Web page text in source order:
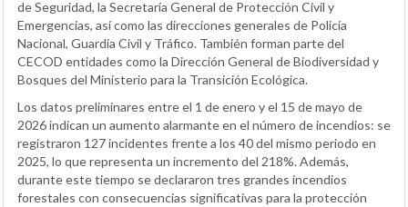
de Seguridad, la Secretaría General de Protección Civil y
Emergencias, así como las direcciones generales de Policía
Nacional, Guardia Civil y Tráfico. También forman parte del
CECOD entidades como la Dirección General de Biodiversidad y
Bosques del Ministerio para la Transición Ecológica.
Los datos preliminares entre el 1 de enero y el 15 de mayo de
2026 indican un aumento alarmante en el número de incendios: se
registraron 127 incidentes frente a los 40 del mismo periodo en
2025, lo que representa un incremento del 218%. Además,
durante este tiempo se declararon tres grandes incendios
forestales con consecuencias significativas para la protección